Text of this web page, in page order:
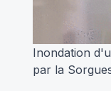
Inondation
par la